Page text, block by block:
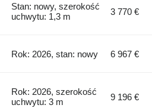
Stan: nowy, szerokość
uchwytu: 1,3 m
3 770 €
Rok: 2026, stan: nowy 6 967 €
Rok: 2026, szerokość
uchwytu: 3 m
9 196 €